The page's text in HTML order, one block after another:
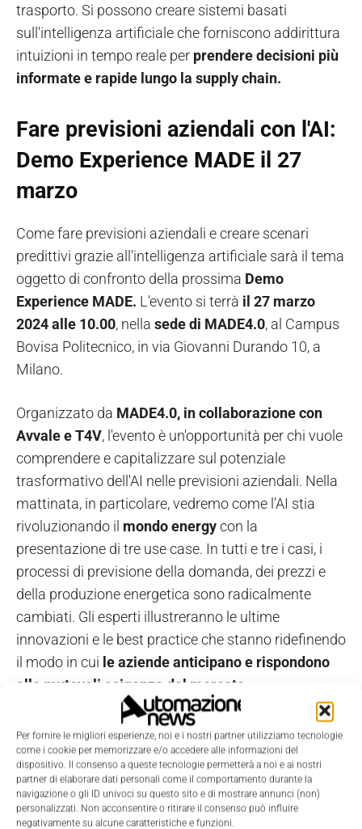
Per fornire le migliori esperienze, noi e i nostri partner utilizziamo tecnologie
come i cookie per memorizzare e/o accedere alle informazioni del
dispositivo. Il consenso a queste tecnologie permetterà a noi e ai nostri
partner di elaborare dati personali come il comportamento durante la
navigazione o gli ID univoci su questo sito e di mostrare annunci (non)
personalizzati. Non acconsentire o ritirare il consenso può influire
negativamente su alcune caratteristiche e funzioni.
trasporto. Si possono creare sistemi basati
sull'intelligenza artificiale che forniscono addirittura
intuizioni in tempo reale per prendere decisioni più
informate e rapide lungo la supply chain.
Fare previsioni aziendali con l'AI:
Demo Experience MADE il 27
marzo
Come fare previsioni aziendali e creare scenari
predittivi grazie all'intelligenza artificiale sarà il tema
oggetto di confronto della prossima Demo
Experience MADE. L'evento si terrà il 27 marzo
2024 alle 10.00, nella sede di MADE4.0, al Campus
Bovisa Politecnico, in via Giovanni Durando 10, a
Milano.
Organizzato da MADE4.0, in collaborazionecon
Avvale e T4V, l'evento è un'opportunità per chi vuole
comprendere e capitalizzare sul potenziale
trasformativo dell'AI nelle previsioni aziendali. Nella
mattinata, in particolare, vedremo come l’AI stia
rivoluzionando il mondo energycon la
presentazione di tre use case. In tutti e tre i casi, i
processi di previsione della domanda, dei prezzi e
della produzione energetica sono radicalmente
cambiati. Gli esperti illustreranno le ultime
innovazioni e le best practice che stanno ridefinendo
il modo in cui le aziende anticipano e rispondono
alle mutevoli esigenze del mercato.
DEMO EXPERIENCE
"Il ruolo dell'intelligenza artificiale
nella creazione di scenari predittivi"
27 marzo 2024, 10.00 - 13.00
Sede di MADE4.0, Campus Bovisa Politecnico,